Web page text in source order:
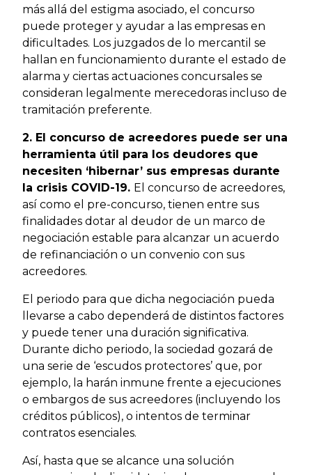
más allá del estigma asociado, el concurso
puede proteger y ayudar a las empresas en
dificultades. Los juzgados de lo mercantil se
hallan en funcionamiento durante el estado de
alarma y ciertas actuaciones concursales se
consideran legalmente merecedoras incluso de
tramitación preferente.
2. El concurso de acreedores puede ser una
herramienta útil para los deudores que
necesiten ‘hibernar’ sus empresas durante
la crisis COVID-19. El concurso de acreedores,
así como el pre-concurso, tienen entre sus
finalidades dotar al deudor de un marco de
negociación estable para alcanzar un acuerdo
de refinanciación o un convenio con sus
acreedores.
El periodo para que dicha negociación pueda
llevarse a cabo dependerá de distintos factores
y puede tener una duración significativa.
Durante dicho periodo, la sociedad gozará de
una serie de ‘escudos protectores’ que, por
ejemplo, la harán inmune frente a ejecuciones
o embargos de sus acreedores (incluyendo los
créditos públicos), o intentos de terminar
contratos esenciales.
Así, hasta que se alcance una solución